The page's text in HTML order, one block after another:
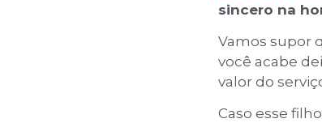
sincero na
Vamos supor
você acabe
valor do
Caso esse